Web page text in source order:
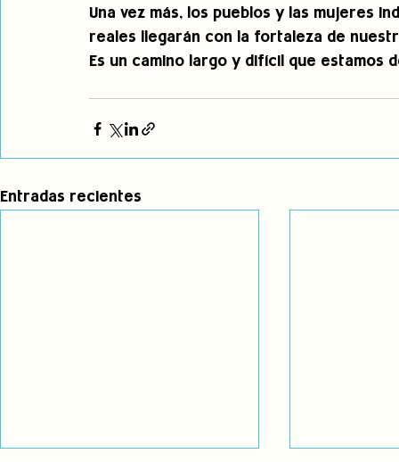
Una vez más, los pueblos y las mujeres
reales llegarán con la fortaleza de
Es un camino largo y difícil que estamos
Entradas recientes